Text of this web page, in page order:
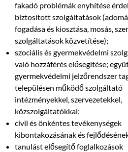
fakadó problémák enyhítése
biztosított szolgáltatások
fogadása és kiosztása, mosás,
szolgáltatások közvetítése);
szociális és gyermekvédelmi
való hozzáférés elősegítése;
gyermekvédelmi jelzőrendszer
településen működő szolgáltató
intézményekkel, szervezetekkel,
közszolgáltatókkal;
civil és önkéntes tevékenységek
kibontakozásának és
tanulást elősegítő foglalkozások